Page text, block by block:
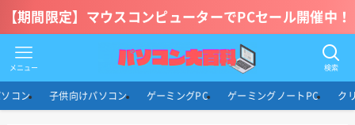
【期間限定】マウスコンピューターでPCセール開催中！
検索
メニュー
コン 子供向けパソコン ゲーミングPC ゲーミングノートPC ク